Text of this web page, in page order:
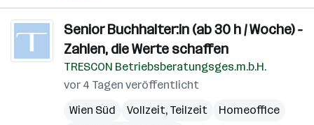
Senior Buchhalter:in (ab 30 h / Woche) -
Zahlen, die Werte schaffen
TRESCON Betriebsberatungsges.m.b.H.
vor 4 Tagen veröffentlicht
Wien Süd
Vollzeit, Teilzeit
Homeoffice